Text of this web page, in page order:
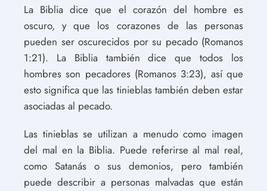
La Biblia dice que el corazón del hombre es
oscuro, y que los corazones de las personas
pueden ser oscurecidos por su pecado (Romanos
1:21). La Biblia también dice que todos los
hombres son pecadores (Romanos 3:23), así que
esto significa que las tinieblas también deben estar
asociadas al pecado.
Las tinieblas se utilizan a menudo como imagen
del mal en la Biblia. Puede referirse al mal real,
como Satanás o sus demonios, pero también
puede describir a personas malvadas que están